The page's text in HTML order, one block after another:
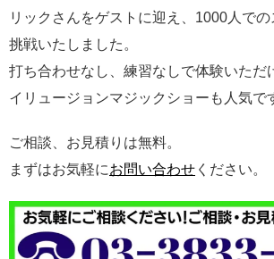
リックさんをゲストに迎え、1000人で
挑戦いたしました。
打ち合わせなし、練習なしで体験いただ
イリュージョンマジックショーも人気で
ご相談、お見積りは無料。
まずはお気軽にお問い合わせ ください。